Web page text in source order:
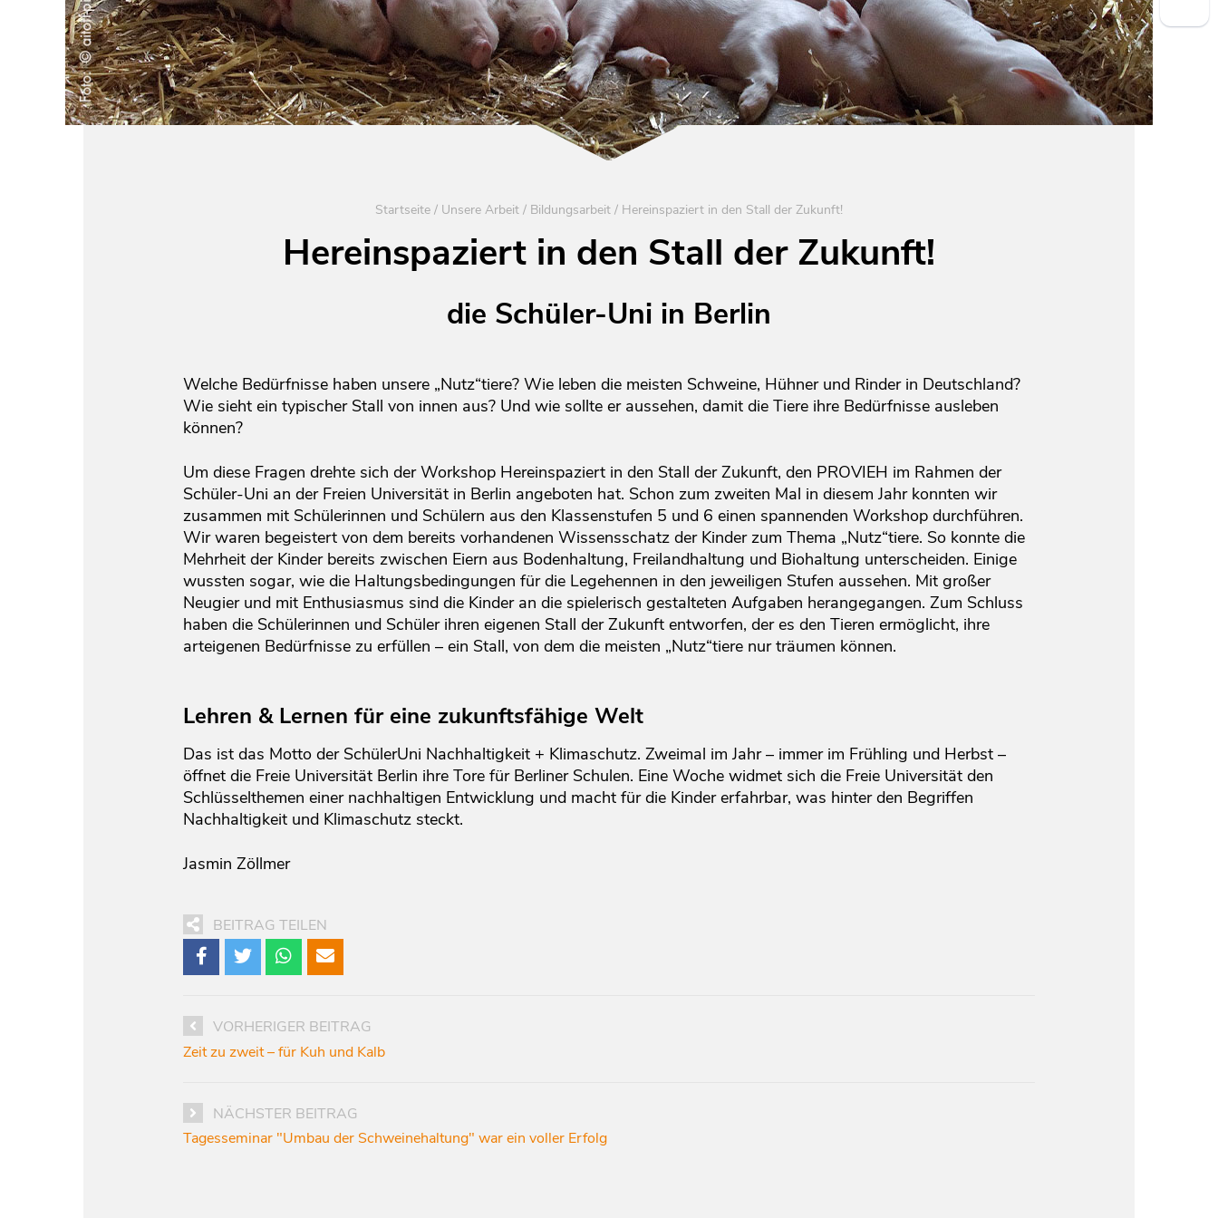
Startseite / Unsere Arbeit / Bildungsarbeit / Hereinspaziert in den Stall der Zukunft!
Hereinspaziert in den Stall der Zukunft!
die Schüler-Uni in Berlin
Welche Bedürfnisse haben unsere „Nutz“tiere? Wie leben die meisten Schweine, Hühner und Rinder in Deutschland?
Wie sieht ein typischer Stall von innen aus? Und wie sollte er aussehen, damit die Tiere ihre Bedürfnisse ausleben
können?
Um diese Fragen drehte sich der Workshop Hereinspaziert in den Stall der Zukunft, den PROVIEH im Rahmen der
Schüler-Uni an der Freien Universität in Berlin angeboten hat. Schon zum zweiten Mal in diesem Jahr konnten wir
zusammen mit Schülerinnen und Schülern aus den Klassenstufen 5 und 6 einen spannenden Workshop durchführen.
Wir waren begeistert von dem bereits vorhandenen Wissensschatz der Kinder zum Thema „Nutz“tiere. So konnte die
Mehrheit der Kinder bereits zwischen Eiern aus Bodenhaltung, Freilandhaltung und Biohaltung unterscheiden. Einige
wussten sogar, wie die Haltungsbedingungen für die Legehennen in den jeweiligen Stufen aussehen. Mit großer
Neugier und mit Enthusiasmus sind die Kinder an die spielerisch gestalteten Aufgaben herangegangen. Zum Schluss
haben die Schülerinnen und Schüler ihren eigenen Stall der Zukunft entworfen, der es den Tieren ermöglicht, ihre
arteigenen Bedürfnisse zu erfüllen – ein Stall, von dem die meisten „Nutz“tiere nur träumen können.
Lehren & Lernen für eine zukunftsfähige Welt
Das ist das Motto der SchülerUni Nachhaltigkeit + Klimaschutz. Zweimal im Jahr – immer im Frühling und Herbst –
öffnet die Freie Universität Berlin ihre Tore für Berliner Schulen. Eine Woche widmet sich die Freie Universität den
Schlüsselthemen einer nachhaltigen Entwicklung und macht für die Kinder erfahrbar, was hinter den Begriffen
Nachhaltigkeit und Klimaschutz steckt.
Jasmin Zöllmer
BEITRAG TEILEN
VORHERIGER BEITRAG
Zeit zu zweit – für Kuh und Kalb
NÄCHSTER BEITRAG
Tagesseminar "Umbau der Schweinehaltung" war ein voller Erfolg